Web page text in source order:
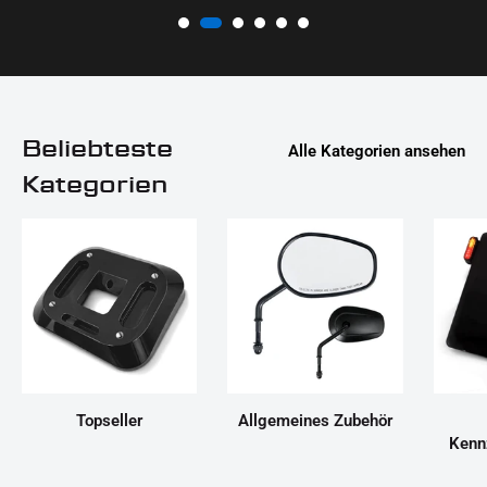
Beliebteste
Kategorien
Alle Kategorien ansehen
Topseller
Allgemeines Zubehör